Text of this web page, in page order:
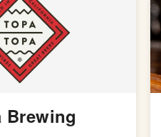
Brewing